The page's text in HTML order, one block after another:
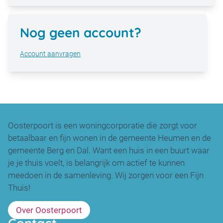
Nog geen account?
Account aanvragen
Oosterpoort is een woningcorporatie die zorgt voor
betaalbaar en fijn wonen in de gemeente Heumen en de
gemeente Berg en Dal. Want een huis in een buurt waar
je je thuis voelt, is belangrijk om actief te kunnen
meedoen in de samenleving. Wij zorgen voor een Fijn
Thuis!
Over Oosterpoort